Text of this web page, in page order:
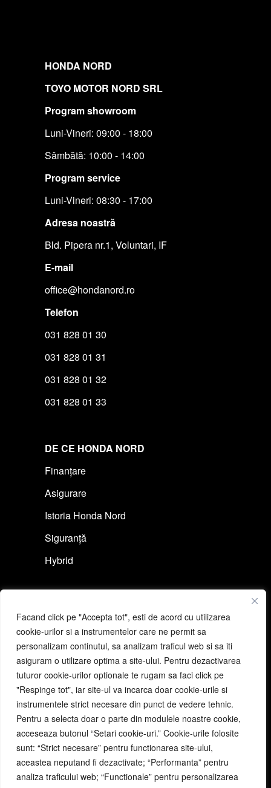
Facand click pe "Accepta tot", esti de acord cu utilizarea
cookie-urilor si a instrumentelor care ne permit sa
personalizam continutul, sa analizam traficul web si sa iti
asiguram o utilizare optima a site-ului. Pentru dezactivarea
tuturor cookie-urilor optionale te rugam sa faci click pe
"Respinge tot", iar site-ul va incarca doar cookie-urile si
instrumentele strict necesare din punct de vedere tehnic.
Pentru a selecta doar o parte din modulele noastre cookie,
acceseaza butonul “Setari cookie-uri.” Cookie-urile folosite
sunt: “Strict necesare” pentru functionarea site-ului,
aceastea neputand fi dezactivate; “Performanta” pentru
analiza traficului web; “Functionale” pentru personalizarea
HONDA NORD
TOYO MOTOR NORD SRL
Program showroom
Luni-Vineri: 09:00 - 18:00
Sâmbătă: 10:00 - 14:00
Program service
Luni-Vineri: 08:30 - 17:00
Adresa noastră
Bld. Pipera nr.1, Voluntari, IF
E-mail
office@hondanord.ro
Telefon
031 828 01 30
031 828 01 31
031 828 01 32
031 828 01 33
DE CE HONDA NORD
Finanțare
Asigurare
Istoria Honda Nord
Siguranță
Hybrid
Cere ofertă auto
Programeză un test drive
Cere ofertă moto
Programeză un test ride
Link-uri utile
Politică cookie-uri